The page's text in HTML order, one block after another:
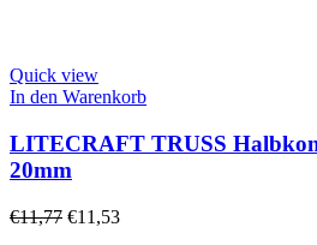
Quick view
In den Warenkorb
LITECRAFT TRUSS
20mm
€11,77 €11,53